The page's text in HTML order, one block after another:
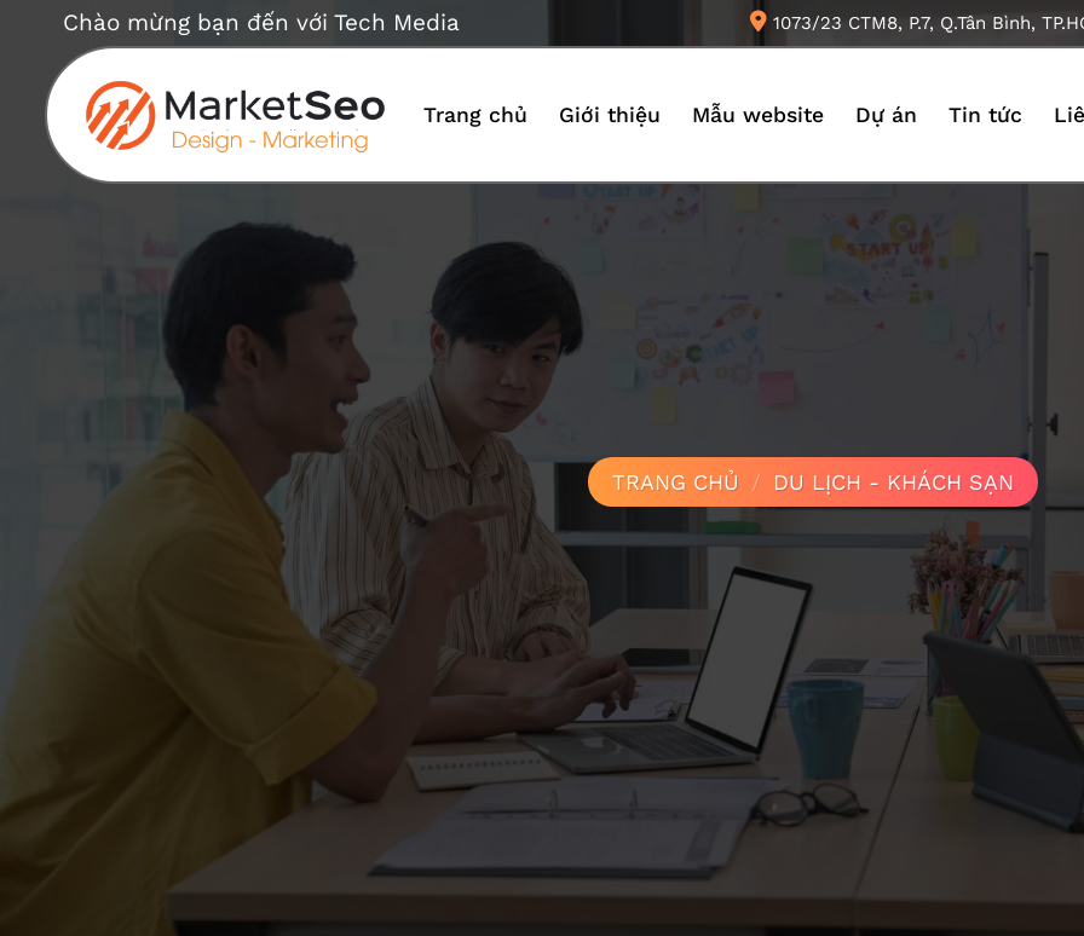
dung
Chào mừng bạn đến với Tech Media 1073/23 CTM8, P.7, Q.Tân Bình,
Trang chủ Giới thiệu Mẫu website Dự án Tin tức
TRANG CHỦ / DU LỊCH - KHÁCH SẠN